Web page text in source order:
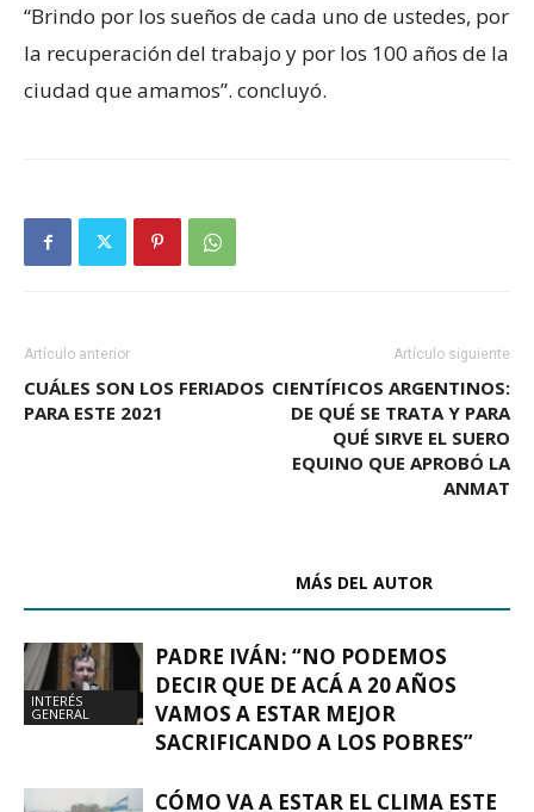
“Brindo por los sueños de cada uno de ustedes, por
la recuperación del trabajo y por los 100 años de la
ciudad que amamos”. concluyó.
Artículo anterior
CUÁLES SON LOS FERIADOS
PARA ESTE 2021
Artículo siguiente
CIENTÍFICOS ARGENTINOS:
DE QUÉ SE TRATA Y PARA
QUÉ SIRVE EL SUERO
EQUINO QUE APROBÓ LA
ANMAT
MÁS DEL AUTOR
INTERÉS
GENERAL
PADRE IVÁN: “NO PODEMOS
DECIR QUE DE ACÁ A 20 AÑOS
VAMOS A ESTAR MEJOR
SACRIFICANDO A LOS POBRES”
CÓMO VA A ESTAR EL CLIMA ESTE